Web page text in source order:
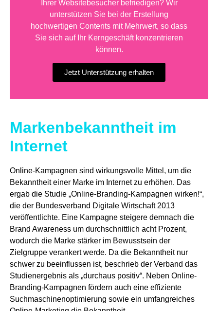
Ihrer Websitebesucher befriedigen? Wir
unterstützen Sie bei der Erstellung
hochwertigen Contents mit Mehrwert, so dass
Sie sich auf Ihr Kerngeschäft konzentrieren
können.
Jetzt Unterstützung erhalten
Markenbekanntheit im
Internet
Online-Kampagnen sind wirkungsvolle Mittel, um die
Bekanntheit einer Marke im Internet zu erhöhen. Das
ergab die Studie „Online-Branding-Kampagnen wirken!“,
die der Bundesverband Digitale Wirtschaft 2013
veröffentlichte. Eine Kampagne steigere demnach die
Brand Awareness um durchschnittlich acht Prozent,
wodurch die Marke stärker im Bewusstsein der
Zielgruppe verankert werde. Da die Bekanntheit nur
schwer zu beeinflussen ist, beschrieb der Verband das
Studienergebnis als „durchaus positiv“. Neben Online-
Branding-Kampagnen fördern auch eine effiziente
Suchmaschinenoptimierung sowie ein umfangreiches